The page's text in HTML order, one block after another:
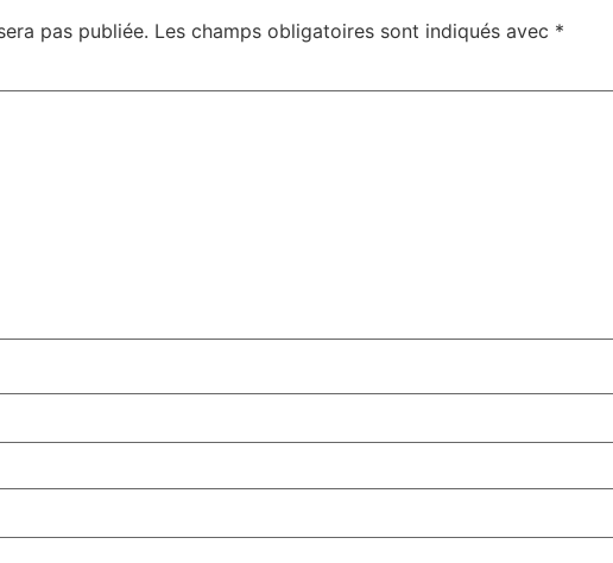
pas publiée. Les champs obligatoires sont indiqués avec *